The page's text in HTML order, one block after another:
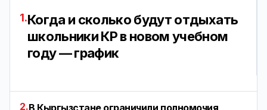
1.Когда и сколько будут отдыхать
школьники КР в новом учебном
году — график
2.